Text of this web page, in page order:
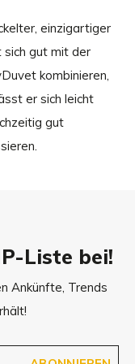
einzigartiger
sich gut mit der
kombinieren,
er sich leicht
gut
Liste bei!
Ankünfte, Trends